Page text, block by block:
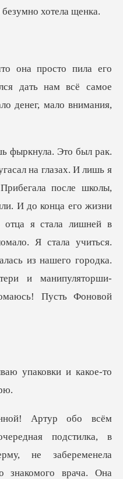
дать нам всё самое
И до конца его жизни
отца я стала лишней в
Я стала учиться.
ваю упаковки и какое-то
едная подстилка, в
не забеременела